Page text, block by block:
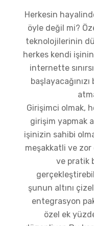
Herkesin
öyle değil mi?
teknolojilerinin
herkes kendi
internette
Girişimci olmak,
girişim yapmak
işinizin sahibi
meşakkatli ve zor
ve pratik
şunun altını
entegrasyon
özel ek